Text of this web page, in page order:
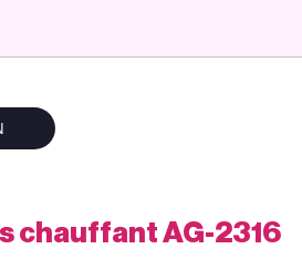
chauffant AG-2316